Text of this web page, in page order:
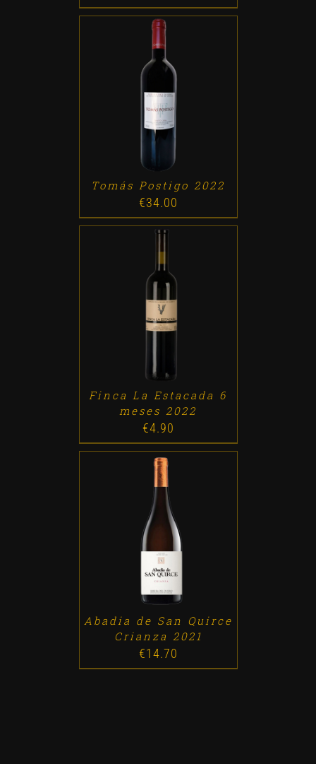
ADD TO CART /
Tomás Postigo 2022
€34.00
/
Finca La Estacada 6
meses 2022
€4.90
ADD TO CART DETALLES
Abadia de San Quirce
Crianza 2021
€14.70